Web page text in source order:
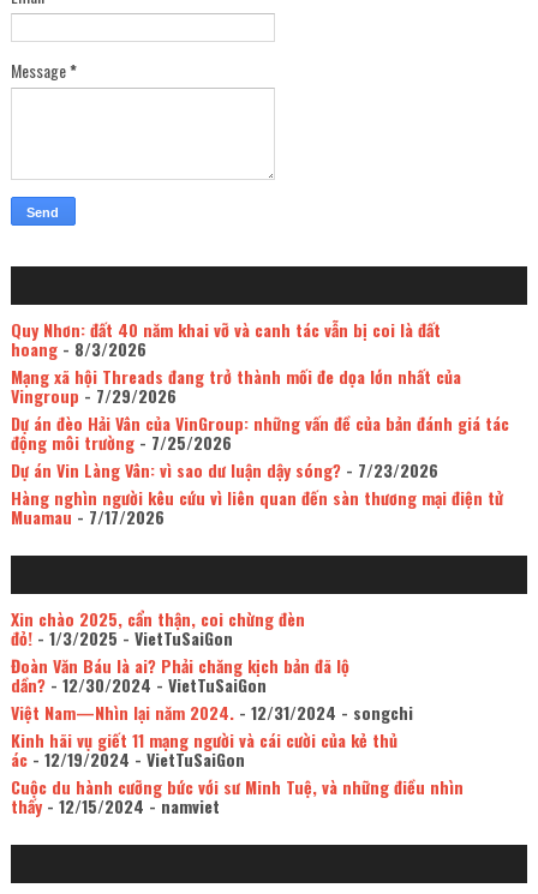
Message*
Quy Nhơn: đất 40 năm khai vỡ và canh tác vẫn bị coi là đất
hoang- 8/3/2026
Mạng xã hội Threads đang trở thành mối đe dọa lớn nhất của
Vingroup - 7/29/2026
Dự án đèo Hải Vân của VinGroup: những vấn đề của bản đánh giá tác
động môi trường- 7/25/2026
Dự án Vin Làng Vân: vì sao dư luận dậy sóng?- 7/23/2026
Hàng nghìn người kêu cứu vì liên quan đến sàn thương mại điện tử
Muamau- 7/17/2026
Xin chào 2025, cẩn thận, coi chừng đèn
đỏ!- 1/3/2025 - VietTuSaiGon
Đoàn Văn Báu là ai? Phải chăng kịch bản đã lộ
dần?- 12/30/2024 - VietTuSaiGon
Việt Nam—Nhìn lại năm 2024.- 12/31/2024 - songchi
Kinh hãi vụ giết 11 mạng người và cái cười của kẻ thủ
ác- 12/19/2024 - VietTuSaiGon
Cuộc du hành cưỡng bức với sư Minh Tuệ, và những điều nhìn
thấy- 12/15/2024 - namviet